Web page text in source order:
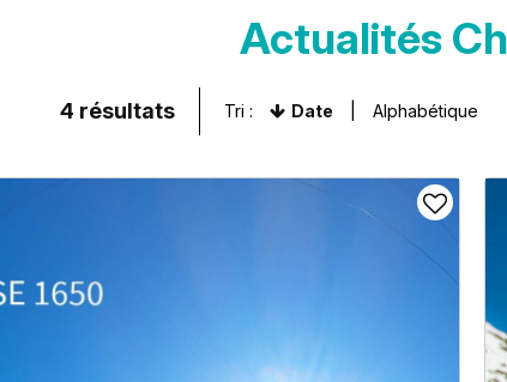
Actualités
4 résultats Tri : Date Alphabétique